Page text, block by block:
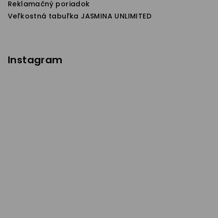
Reklamačný poriadok
Veľkostná tabuľka JASMINA UNLIMITED
Instagram